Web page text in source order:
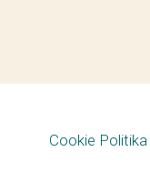
Cookie Politika